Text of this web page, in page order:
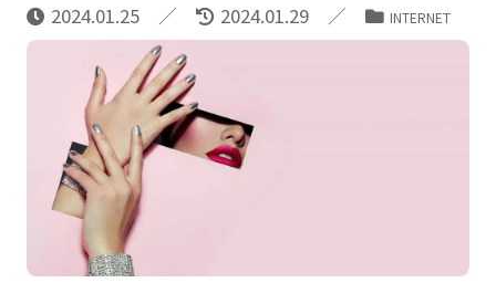
2024.01.25 2024.01.29 INTERNET